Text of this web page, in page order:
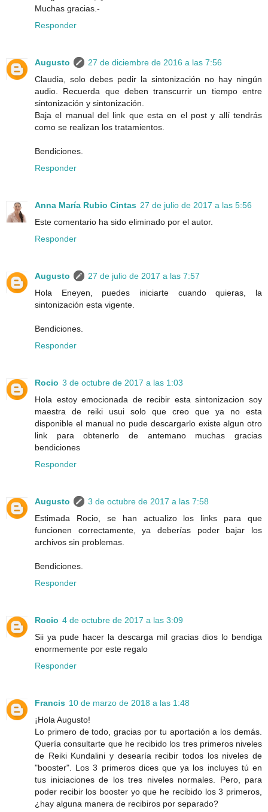
Muchas gracias.-
Responder
Augusto
27 de diciembre de 2016 a las 7:56
Claudia, solo debes pedir la sintonización no hay ningún
audio. Recuerda que deben transcurrir un tiempo entre
sintonización y sintonización.
Baja el manual del link que esta en el post y allí tendrás
como se realizan los tratamientos.
Bendiciones.
Responder
Anna María Rubio Cintas 27 de julio de 2017 a las 5:56
Este comentario ha sido eliminado por el autor.
Responder
Augusto
27 de julio de 2017 a las 7:57
Hola Eneyen, puedes iniciarte cuando quieras, la
sintonización esta vigente.
Bendiciones.
Responder
Rocio 3 de octubre de 2017 a las 1:03
Hola estoy emocionada de recibir esta sintonizacion soy
maestra de reiki usui solo que creo que ya no esta
disponible el manual no pude descargarlo existe algun otro
link para obtenerlo de antemano muchas gracias
bendiciones
Responder
Augusto
3 de octubre de 2017 a las 7:58
Estimada Rocio, se han actualizo los links para que
funcionen correctamente, ya deberías poder bajar los
archivos sin problemas.
Bendiciones.
Responder
Rocio 4 de octubre de 2017 a las 3:09
Sii ya pude hacer la descarga mil gracias dios lo bendiga
enormemente por este regalo
Responder
Francis 10 de marzo de 2018 a las 1:48
¡Hola Augusto!
Lo primero de todo, gracias por tu aportación a los demás.
Quería consultarte que he recibido los tres primeros niveles
de Reiki Kundalini y desearía recibir todos los niveles de
"booster". Los 3 primeros dices que ya los incluyes tú en
tus iniciaciones de los tres niveles normales. Pero, para
poder recibir los booster yo que he recibido los 3 primeros,
¿hay alguna manera de recibiros por separado?